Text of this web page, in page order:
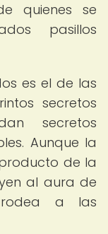
quienes se
pasillos
es el de las
secretos
secretos
Aunque la
de la
al aura de
a las